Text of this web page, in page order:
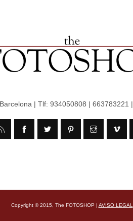
| Tlf: 934050808 | 663783221 |
Copyright © 2015, The FOTOSHOP | AVISO LEGAL